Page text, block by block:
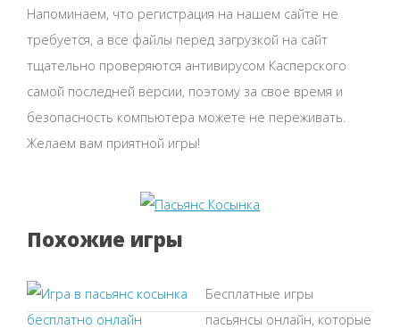
Напоминаем, что регистрация на нашем сайте не
требуется, а все файлы перед загрузкой на сайт
тщательно проверяются антивирусом Касперского
самой последней версии, поэтому за свое время и
безопасность компьютера можете не переживать.
Желаем вам приятной игры!
Похожие игры
Бесплатные игры
пасьянсы онлайн, которые